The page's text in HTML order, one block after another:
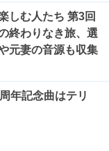
しむ人たち 第3回
終わりなき旅、選
元妻の音源も収集
年記念曲はテリ